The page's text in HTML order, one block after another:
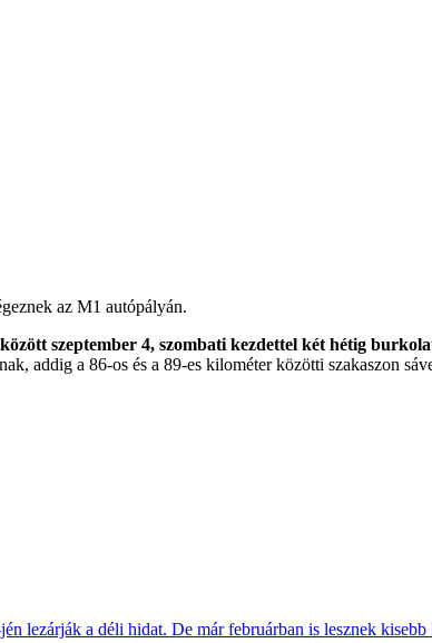
az M1 autópályán.
szeptember 4, szombati kezdettel két hétig
addig a 86-os és a 89-es kilométer közötti szakaszon
lezárják a déli hidat. De már februárban is lesznek kisebb